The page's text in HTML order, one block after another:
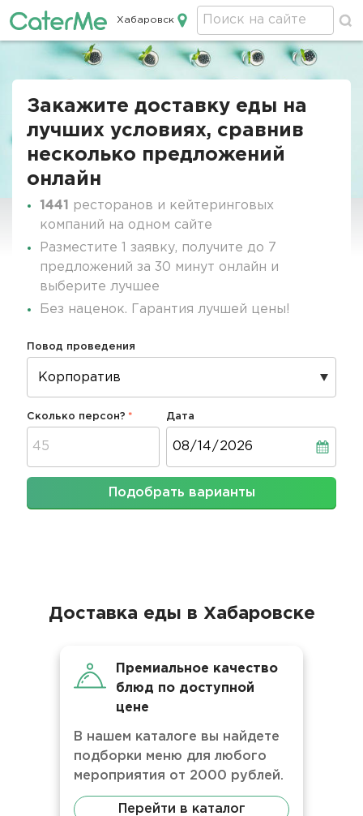
Кейтеринг в Хабаровске
Хабаровск
Закажите доставку еды на
лучших условиях, сравнив
несколько предложений
онлайн
1441
ресторанов и кейтеринговых
компаний на одном сайте
Разместите 1 заявку, получите до 7
предложений за 30 минут онлайн и
выберите лучшее
Без наценок. Гарантия лучшей цены!
Повод проведения
Сколько персон? Дата
Подобрать варианты
Доставка еды в Хабаровске
Премиальное качество
блюд по доступной
цене
В нашем каталоге вы найдете
подборки меню для любого
мероприятия от 2000 рублей.
Перейти в каталог